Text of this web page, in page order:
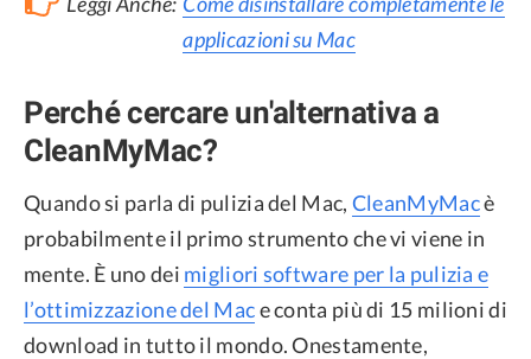
applicazioni su Mac
Perché cercare un'alternativa a
CleanMyMac?
Quando si parla di pulizia del Mac, CleanMyMacè
probabilmente il primo strumento che vi viene in
mente. È uno dei migliori software per la pulizia e
l’ottimizzazione del Mace conta più di 15 milioni di
download in tutto il mondo. Onestamente,